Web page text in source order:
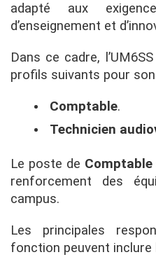
adapté aux
d’enseignement et
Dans ce cadre,
profils suivants pour
Comptable.
Technicien
Le poste de Comptable
renforcement des
campus.
Les principales
fonction peuvent